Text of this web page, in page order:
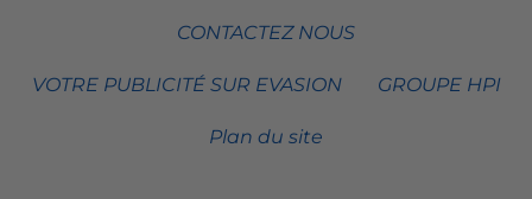
CONTACTEZ NOUS
VOTRE PUBLICITÉ SUR EVASION GROUPE HPI
Plan du site